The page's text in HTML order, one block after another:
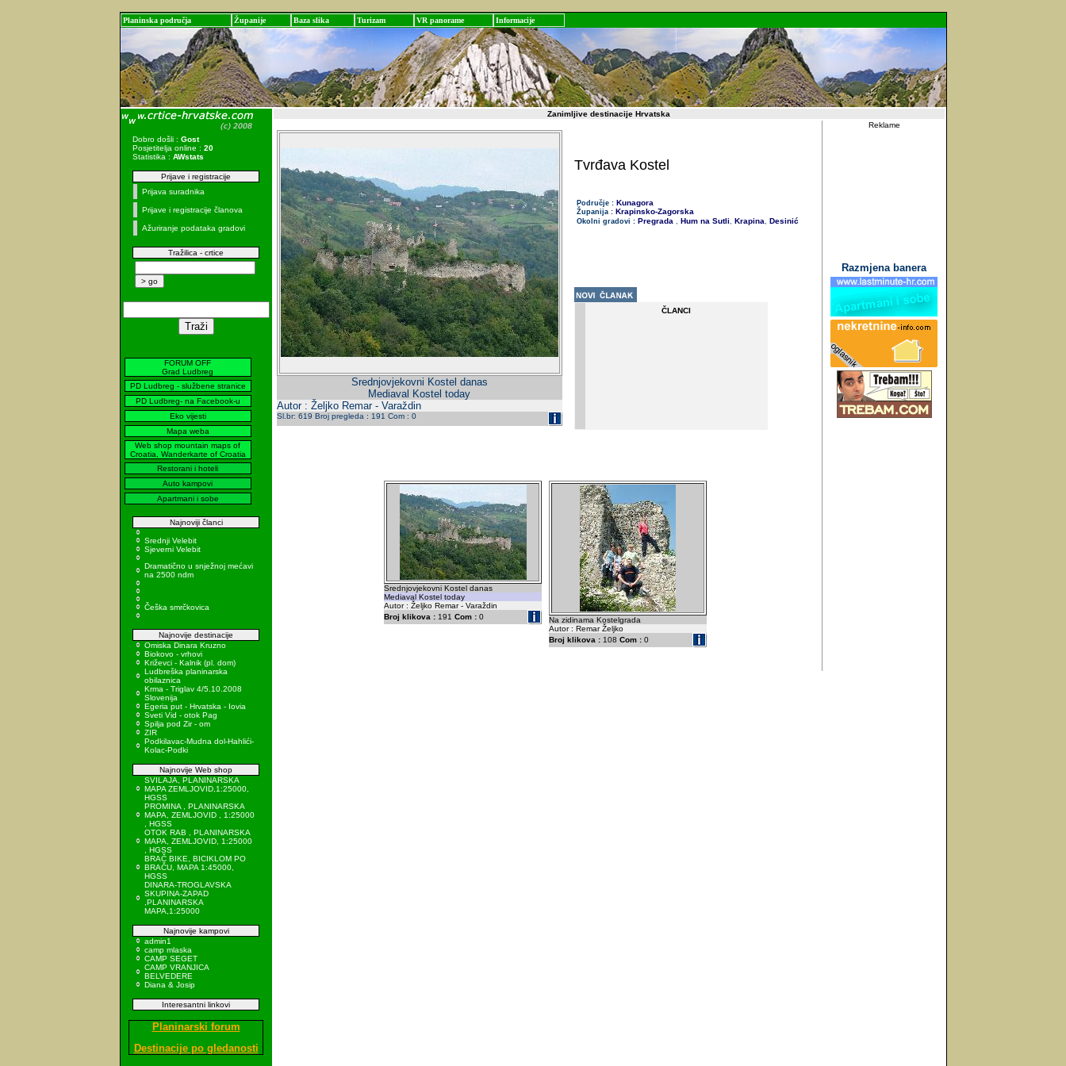
Planinska područja Županije Baza slika Turizam VR panorame Informacije
Dobro došli : Gost
Posjetitelja online : 20
Statistika : AWstats
Prijave i registracije
Prijava suradnika
Prijave i registracije članova
Ažuriranje podataka gradovi
Tražilica - crtice
FORUM OFF
Grad Ludbreg
PD Ludbreg - službene stranice
PD Ludbreg- na Facebook-u
Eko vijesti
Mapa weba
Web shop mountain maps of
Croatia, Wanderkarte of Croatia
Restorani i hoteli
Auto kampovi
Apartmani i sobe
Najnoviji članci
Srednji Velebit
Sjeverni Velebit
Dramatično u snježnoj mećavi
na 2500 ndm
Češka smrčkovica
Najnovije destinacije
Omiska Dinara Kruzno
Biokovo - vrhovi
Križevci - Kalnik (pl. dom)
Ludbreška planinarska
obilaznica
Krma - Triglav 4/5.10.2008
Slovenija
Egeria put - Hrvatska - Iovia
Sveti Vid - otok Pag
Spilja pod Zir - om
ZIR
Podkilavac-Mudna dol-Hahlići-
Kolac-Podki
Najnovije Web shop
SVILAJA, PLANINARSKA
MAPA ZEMLJOVID,1:25000,
HGSS
PROMINA , PLANINARSKA
MAPA, ZEMLJOVID , 1:25000
, HGSS
OTOK RAB , PLANINARSKA
MAPA, ZEMLJOVID, 1:25000
, HGSS
BRAČ BIKE, BICIKLOM PO
BRAČU, MAPA 1:45000,
HGSS
DINARA-TROGLAVSKA
SKUPINA-ZAPAD
,PLANINARSKA
MAPA,1:25000
Najnovije kampovi
admin1
camp mlaska
CAMP SEGET
CAMP VRANJICA
BELVEDERE
Diana & Josip
Interesantni linkovi
Planinarski forum
Destinacije po gledanosti
Zanimljive destinacije Hrvatska
Srednjovjekovni Kostel danas
Mediaval Kostel today
Autor : Željko Remar - Varaždin
Sl.br: 619 Broj pregleda : 191 Com : 0
Tvrđava Kostel
Područje : Kunagora
Županija : Krapinsko-Zagorska
Okolni gradovi : Pregrada , Hum na Sutli, Krapina, Desinić
ČLANCI
Srednjovjekovni Kostel danas
Mediaval Kostel today
Autor : Željko Remar - Varaždin
Broj klikova : 191 Com : 0
Na zidinama Kostelgrada
Autor : Remar Željko
Broj klikova : 108 Com : 0
Reklame
Razmjena banera